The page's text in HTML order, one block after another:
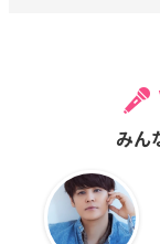
みん